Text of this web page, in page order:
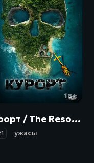
18+
Курорт / The Resort (2021)
ужасы